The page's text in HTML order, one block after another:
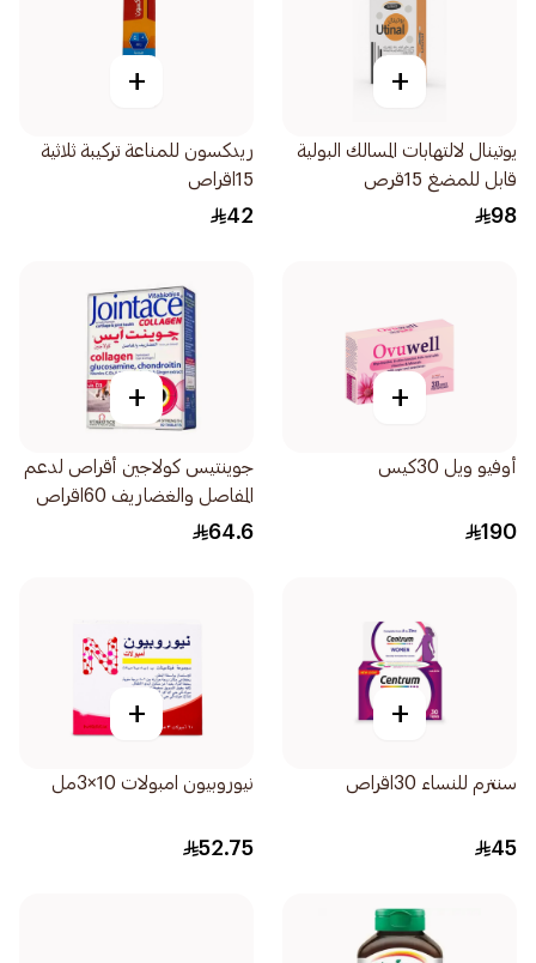
+
يوتينال لالتهابات المسالك البولية
قابل للمضغ 15قرص
98
+
ريدكسون للمناعة تركيبة ثلاثية
15اقراص
42
+
أوفيو ويل 30كيس
190
+
جوينتيس كولاجين أقراص لدعم
المفاصل والغضاريف 60اقراص
64.6
+
سنترم للنساء 30اقراص
45
+
نيوروبيون امبولات 10×3مل
52.75